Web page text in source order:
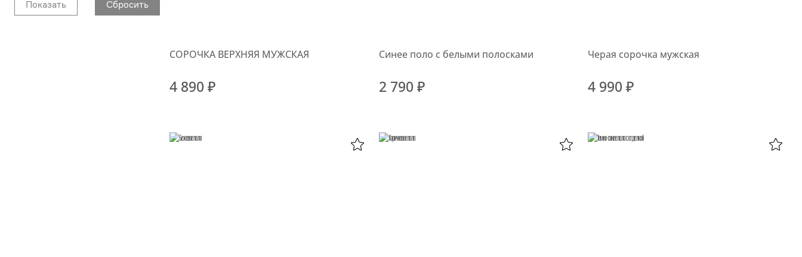
СОРОЧКА ВЕРХНЯЯ МУЖСКАЯ
4 890 ₽
Синее поло с белыми полосками
2 790 ₽
Черая сорочка мужская
4 990 ₽